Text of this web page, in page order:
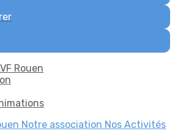
Rouen
Notre association Nos Activités